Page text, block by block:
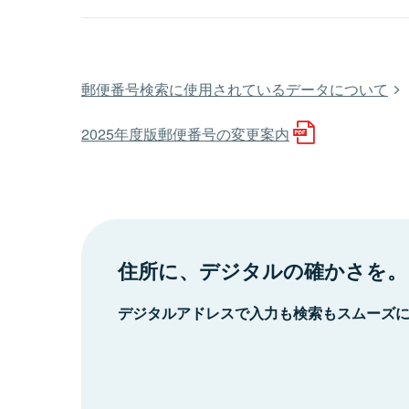
郵便番号検索に使用されているデータについて
2025年度版郵便番号の変更案内
住所に、デジタルの確かさを。
デジタルアドレスで入力も検索もスムーズ